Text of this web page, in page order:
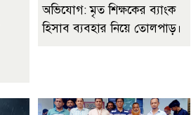
অভিযোগ: মৃত শিক্ষকের ব্যাংক
হিসাব ব্যবহার নিয়ে তোলপাড়।